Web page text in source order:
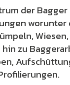
der
worunter
zu